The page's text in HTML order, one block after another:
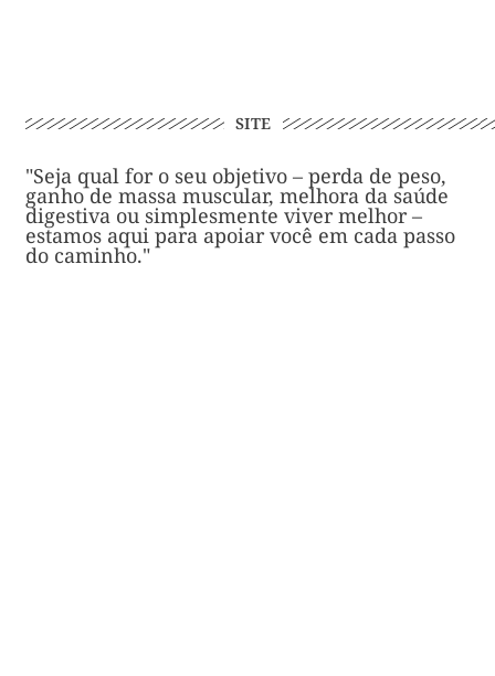
SITE
"Seja qual for o seu objetivo – perda de peso,
ganho de massa muscular, melhora da saúde
digestiva ou simplesmente viver melhor –
estamos aqui para apoiar você em cada passo
do caminho."